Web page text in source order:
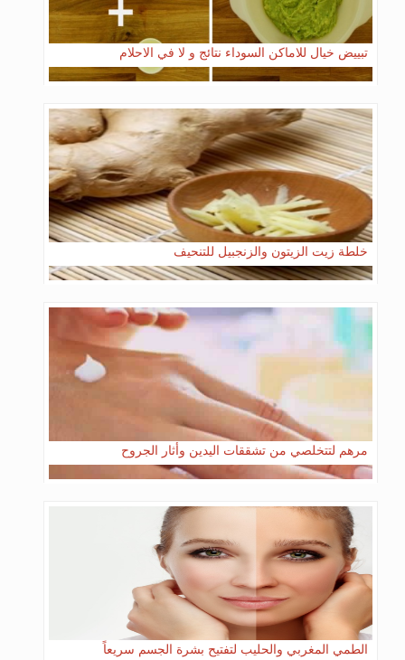
تبييض خيال للاماكن السوداء نتائج و لا في الاحلام
خلطة زيت الزيتون والزنجبيل للتنحيف
مرهم لتتخلصي من تشققات اليدين وأثار الجروح
الطمي المغربي والحليب لتفتيح بشرة الجسم سريعاً